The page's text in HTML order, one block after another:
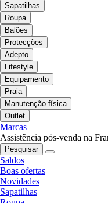
Sapatilhas
Roupa
Balões
Protecções
Adepto
Lifestyle
Equipamento
Praia
Manutenção física
Outlet
Marcas
Assistência pós-venda na
Pesquisar
Saldos
Boas ofertas
Novidades
Sapatilhas